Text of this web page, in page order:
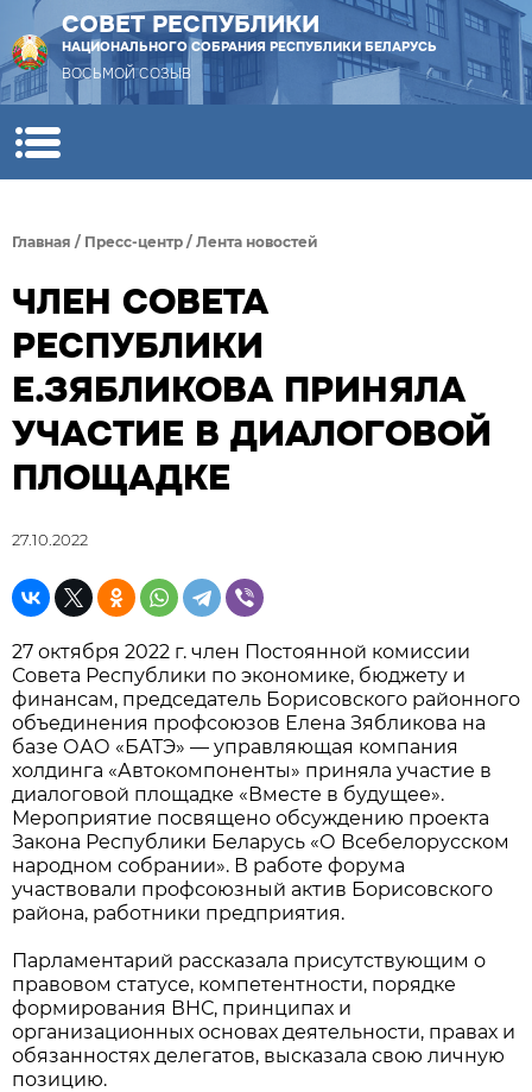
СОВЕТ РЕСПУБЛИКИ
НАЦИОНАЛЬНОГО СОБРАНИЯ РЕСПУБЛИКИ БЕЛАРУСЬ
ВОСЬМОЙ СОЗЫВ
Главная / Пресс-центр / Лента новостей
ЧЛЕН СОВЕТА
РЕСПУБЛИКИ
Е.ЗЯБЛИКОВА ПРИНЯЛА
УЧАСТИЕ В ДИАЛОГОВОЙ
ПЛОЩАДКЕ
27.10.2022
27 октября 2022 г. член Постоянной комиссии
Совета Республики по экономике, бюджету и
финансам, председатель Борисовского районного
объединения профсоюзов Елена Зябликова на
базе ОАО «БАТЭ» — управляющая компания
холдинга «Автокомпоненты» приняла участие в
диалоговой площадке «Вместе в будущее».
Мероприятие посвящено обсуждению проекта
Закона Республики Беларусь «О Всебелорусском
народном собрании». В работе форума
участвовали профсоюзный актив Борисовского
района, работники предприятия.
Парламентарий рассказала присутствующим о
правовом статусе, компетентности, порядке
формирования ВНС, принципах и
организационных основах деятельности, правах и
обязанностях делегатов, высказала свою личную
позицию.